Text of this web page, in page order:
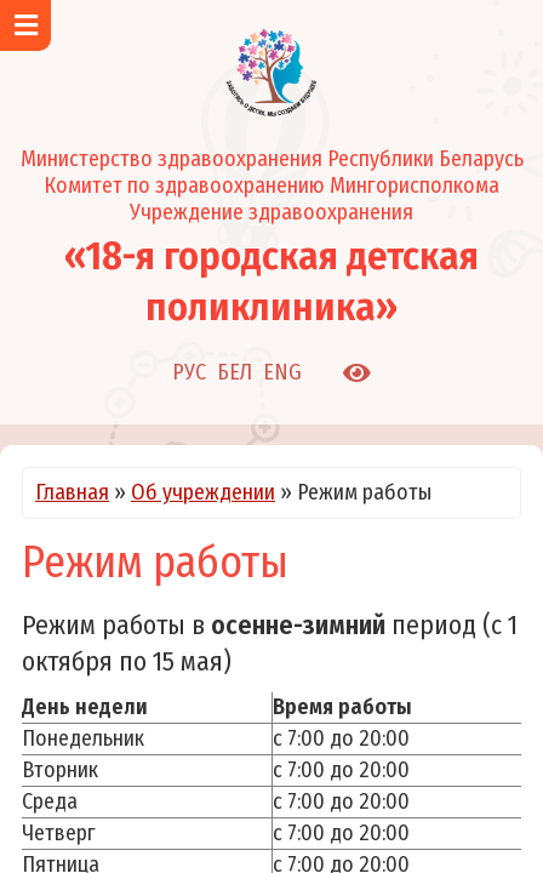
Министерство здравоохранения Республики Беларусь
Комитет по здравоохранению Мингорисполкома
Учреждение здравоохранения
«18-я городская детская
поликлиника»
РУС БЕЛ ENG
Район обслуживания поликлиники
Новости и события
Подразделения
Педиатрические отделения
Режим работы
О нас в СМИ
Фотогалереи
Задачи и функции
Приемная
Заказать выписку
Задать вопрос
График работы администрации
Главная » Об учреждении » Режим работы
Режим работы
Режим работы в осенне-зимний период (с 1
октября по 15 мая)
День недели
Время работы
Понедельник
с 7:00 до 20:00
Вторник
с 7:00 до 20:00
Среда
с 7:00 до 20:00
Четверг
с 7:00 до 20:00
Пятница
с 7:00 до 20:00